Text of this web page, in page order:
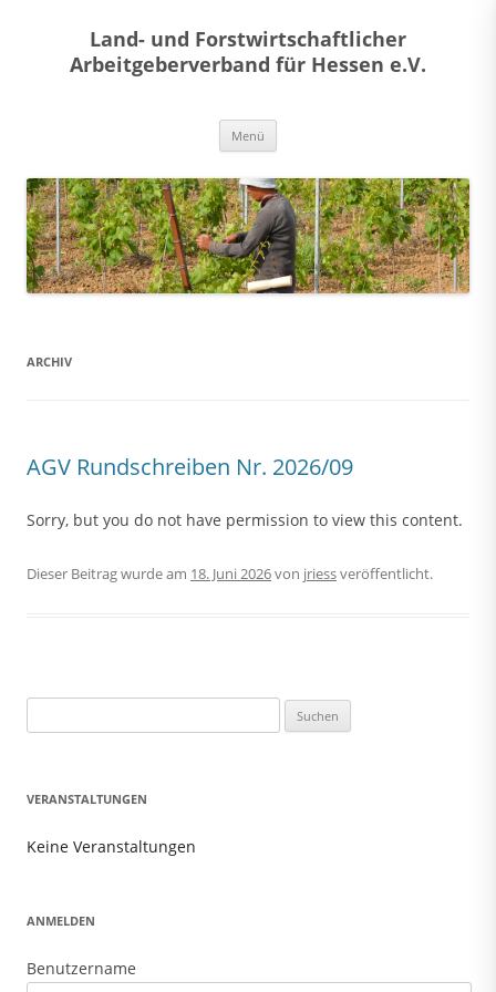
Land- und Forstwirtschaftlicher
Arbeitgeberverband für Hessen e.V.
Menü
ARCHIV
AGV Rundschreiben Nr. 2026/09
Sorry, but you do not have permission to view this content.
Dieser Beitrag wurde am 18. Juni 2026von jriessveröffentlicht.
nach:
VERANSTALTUNGEN
Keine Veranstaltungen
ANMELDEN
Benutzername